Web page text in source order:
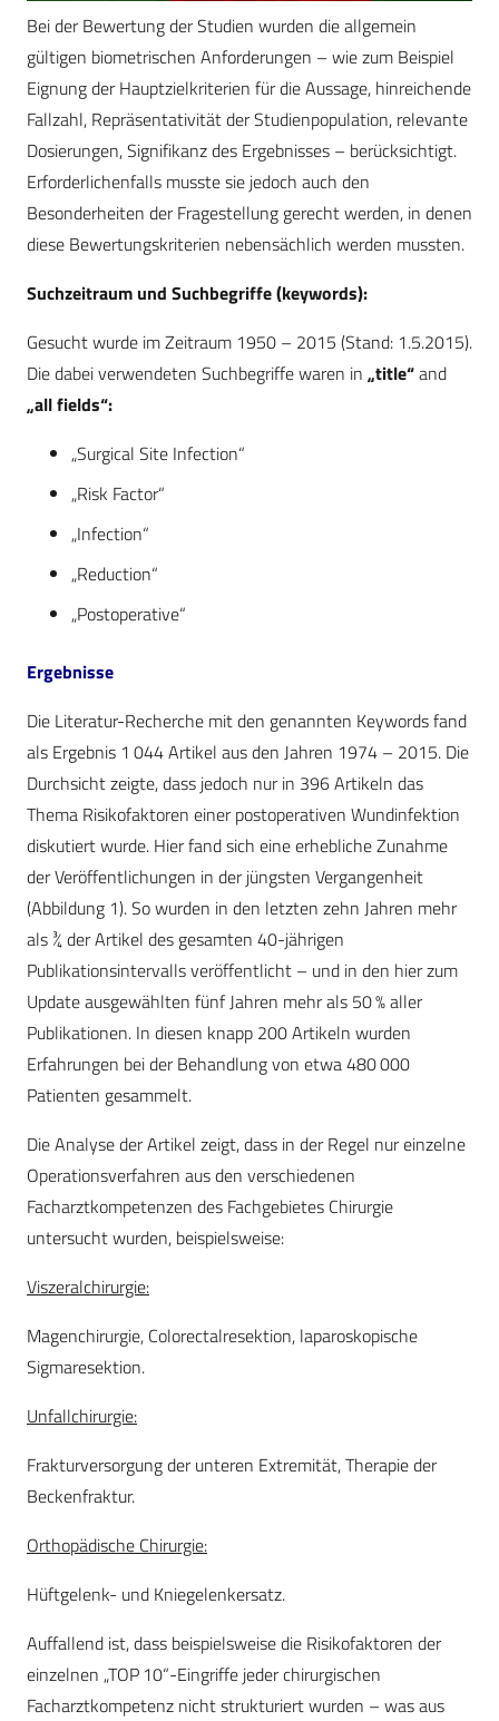
Bei der Bewertung der Studien wurden die allgemein
gültigen biometrischen Anforderungen – wie zum Beispiel
Eignung der Hauptzielkriterien für die Aussage, hinreichende
Fallzahl, Repräsentativität der Studienpopulation, relevante
Dosierungen, Signifikanz des Ergebnisses – berücksichtigt.
Erforderlichenfalls musste sie jedoch auch den
Besonderheiten der Fragestellung gerecht werden, in denen
diese Bewertungskriterien nebensächlich werden mussten.
Suchzeitraum und Suchbegriffe (keywords):
Gesucht wurde im Zeitraum 1950 – 2015 (Stand: 1.5.2015).
Die dabei verwendeten Suchbegriffe waren in „title“and
„all fields“:
„Surgical Site Infection“
„Risk Factor“
„Infection“
„Reduction“
„Postoperative“
Ergebnisse
Die Literatur-Recherche mit den genannten Keywords fand
als Ergebnis 1 044 Artikel aus den Jahren 1974 – 2015. Die
Durchsicht zeigte, dass jedoch nur in 396 Artikeln das
Thema Risikofaktoren einer postoperativen Wundinfektion
diskutiert wurde. Hier fand sich eine erhebliche Zunahme
der Veröffentlichungen in der jüngsten Vergangenheit
(Abbildung 1). So wurden in den letzten zehn Jahren mehr
als ¾ der Artikel des gesamten 40-jährigen
Publikationsintervalls veröffentlicht – und in den hier zum
Update ausgewählten fünf Jahren mehr als 50 % aller
Publikationen. In diesen knapp 200 Artikeln wurden
Erfahrungen bei der Behandlung von etwa 480 000
Patienten gesammelt.
Die Analyse der Artikel zeigt, dass in der Regel nur einzelne
Operationsverfahren aus den verschiedenen
Facharztkompetenzen des Fachgebietes Chirurgie
untersucht wurden, beispielsweise:
Viszeralchirurgie:
Magenchirurgie, Colorectalresektion, laparoskopische
Sigmaresektion.
Unfallchirurgie:
Frakturversorgung der unteren Extremität, Therapie der
Beckenfraktur.
Orthopädische Chirurgie:
Hüftgelenk- und Kniegelenkersatz.
Auffallend ist, dass beispielsweise die Risikofaktoren der
einzelnen „TOP 10“-Eingriffe jeder chirurgischen
Facharztkompetenz nicht strukturiert wurden – was aus